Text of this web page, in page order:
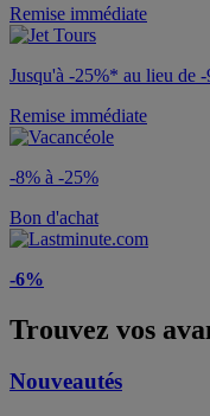
Remise immédiate
Jusqu'à -25%* au lieu de
Remise immédiate
-8% à -25%
Bon d'achat
-6%
Trouvez vos
Nouveautés